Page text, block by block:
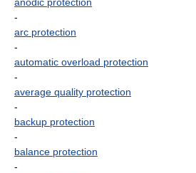
-
arc protection
-
automatic overload protection
-
average quality protection
-
backup protection
-
balance protection
-